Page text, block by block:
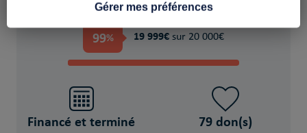
PROJET FINANCÉ !
99% 19 999€ sur 20 000€
Financé et terminé 79 don(s)
Gérer mes préférences